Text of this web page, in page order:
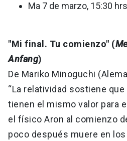
Ma 7 de marzo, 15:30
"Mi final. Tu comienzo" (
Anfang)
De Mariko Minoguchi
“La relatividad sostiene
tienen el mismo valor para
el físico Aron al comienzo
poco después muere en